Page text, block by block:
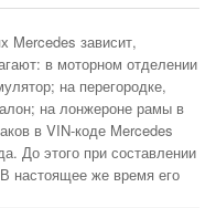
Mercedes зависит,
в моторном отделении
на перегородке,
на лонжероне рамы в
в VIN-коде Mercedes
До этого при составлении
настоящее же время его